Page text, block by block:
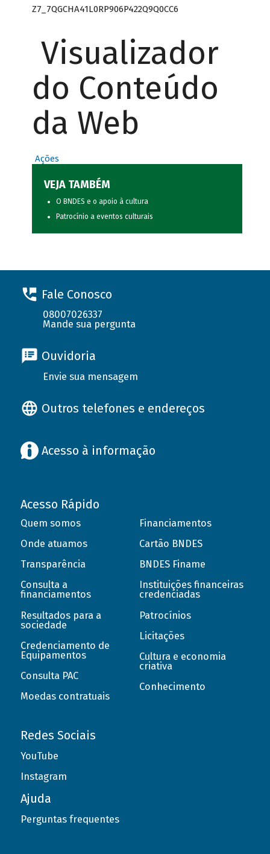
Z7_7QGCHA41L0RP906P422Q9Q0CC6
Visualizador
do Conteúdo
da Web
Ações
VEJA TAMBÉM
O BNDES e o apoio à cultura
Patrocínio a eventos culturais
Fale Conosco
08007026337
Mande sua pergunta
Ouvidoria
Envie sua mensagem
Outros telefones e endereços
Acesso à informação
Acesso Rápido
Quem somos
Onde atuamos
Transparência
Consulta a
financiamentos
Resultados para a
sociedade
Credenciamento de
Equipamentos
Consulta PAC
Moedas contratuais
Financiamentos
Cartão BNDES
BNDES Finame
Instituições financeiras
credenciadas
Patrocínios
Licitações
Cultura e economia
criativa
Conhecimento
Redes Sociais
YouTube
Instagram
Ajuda
Perguntas frequentes